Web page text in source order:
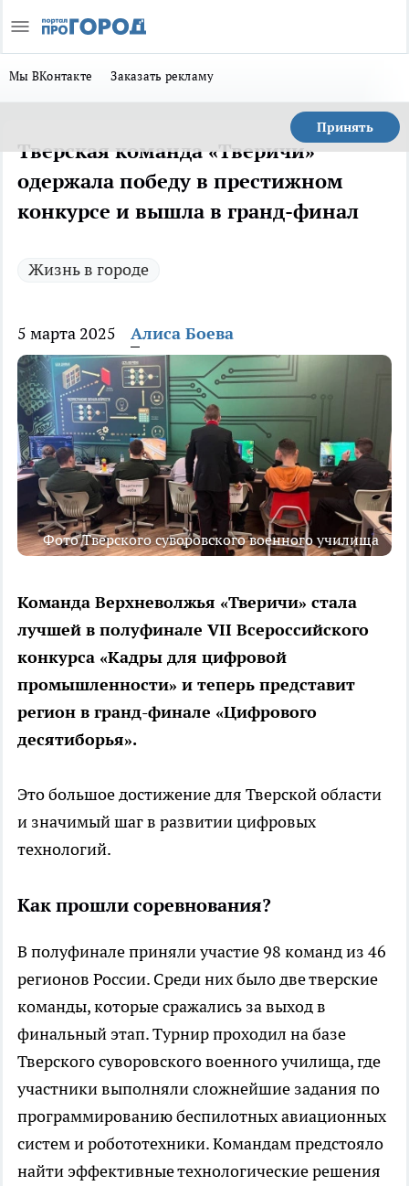
Мы ВКонтакте Заказать рекламу
Принять
Тверская команда «Тверичи»
одержала победу в престижном
конкурсе и вышла в гранд-финал
Жизнь в городе
5 марта 2025 Алиса Боева
Фото Тверского суворовского военного училища
Команда Верхневолжья «Тверичи» стала
лучшей в полуфинале VII Всероссийского
конкурса «Кадры для цифровой
промышленности» и теперь представит
регион в гранд-финале «Цифрового
десятиборья».
Это большое достижение для Тверской области
и значимый шаг в развитии цифровых
технологий.
Как прошли соревнования?
В полуфинале приняли участие 98 команд из 46
регионов России. Среди них было две тверские
команды, которые сражались за выход в
финальный этап. Турнир проходил на базе
Тверского суворовского военного училища, где
участники выполняли сложнейшие задания по
программированию беспилотных авиационных
систем и робототехники. Командам предстояло
найти эффективные технологические решения